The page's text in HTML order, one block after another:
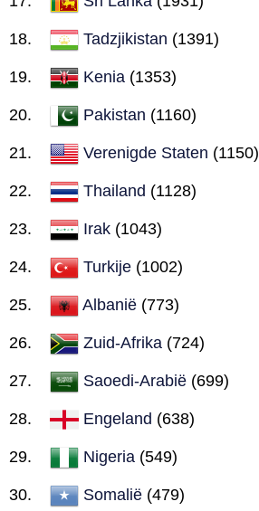
Tadzjikistan (1391)
Kenia (1353)
Pakistan (1160)
Verenigde Staten (1150)
Thailand (1128)
Irak (1043)
Turkije (1002)
Albanië (773)
Zuid-Afrika (724)
Saoedi-Arabië (699)
Engeland (638)
Nigeria (549)
Somalië (479)